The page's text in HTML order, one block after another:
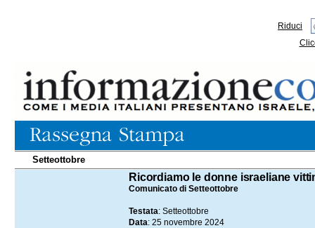
Riduci
Setteottobre
Ricordiamo le donne israeliane
Comunicato di Setteottobre
Testata: Setteottobre
Data: 25 novembre 2024